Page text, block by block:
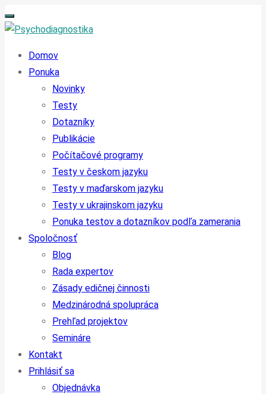
Domov
Ponuka
Novinky
Testy
Dotazníky
Publikácie
Počítačové programy
Testy v českom jazyku
Testy v maďarskom jazyku
Testy v ukrajinskom jazyku
Ponuka testov a dotazníkov podľa zamerania
Spoločnosť
Blog
Rada expertov
Zásady edičnej činnosti
Medzinárodná spolupráca
Prehľad projektov
Semináre
Kontakt
Prihlásiť sa
Objednávka